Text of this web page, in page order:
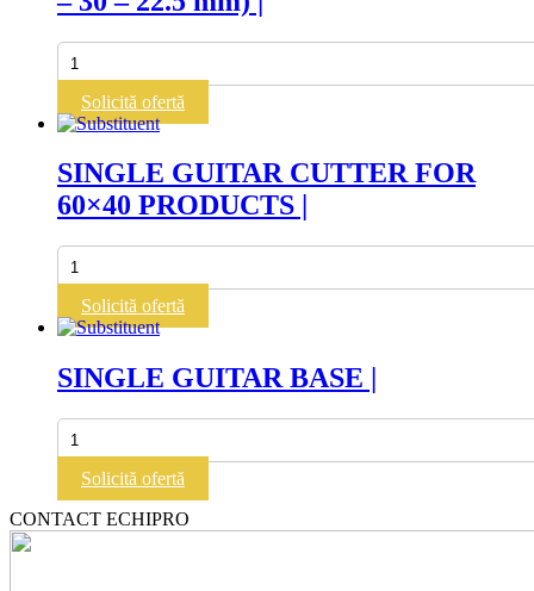
Cantitate
SINGLE
GUITAR
+
3
(37.5
-
30
-
22.5
mm)
Solicită ofertă
SINGLE GUITAR CUTTER FOR
60×40 PRODUCTS |
Cantitate
SINGLE
GUITAR
CUTTER
FOR
PRODUCTS
Solicită ofertă
SINGLE GUITAR BASE |
Cantitate
SINGLE
GUITAR
BASE
|
Solicită ofertă
CONTACT ECHIPRO